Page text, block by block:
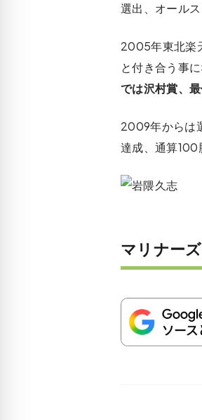
選出、オール
2005年東北楽
と付き合う事
では沢村賞、
2009年からは
達成、通算100
マリナー